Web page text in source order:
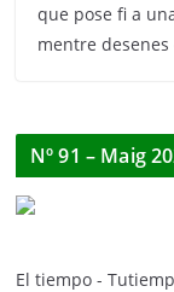
que pose fi a
mentre
Nº 91 – Maig
El tiempo -